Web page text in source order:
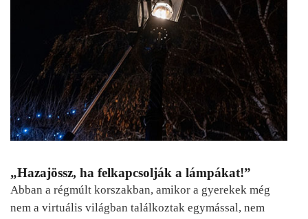
„Hazajössz, ha felkapcsolják a lámpákat!”
Abban a régmúlt korszakban, amikor a gyerekek még
nem a virtuális világban találkoztak egymással, nem